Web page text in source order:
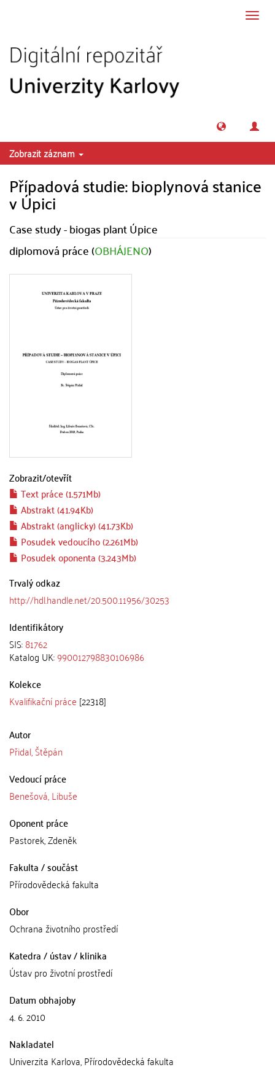
Zobrazit záznam
Případová studie: bioplynová stanice
v Úpici
Case study - biogas plant Úpice
diplomová práce (OBHÁJENO)
Zobrazit/otevřít
Text práce (1.571Mb)
Abstrakt (41.94Kb)
Abstrakt (anglicky) (41.73Kb)
Posudek vedoucího (2.261Mb)
Posudek oponenta (3.243Mb)
Trvalý odkaz
http://hdl.handle.net/20.500.11956/30253
Identifikátory
SIS:81762
Katalog UK:990012798830106986
Kolekce
Kvalifikační práce [22318]
Autor
Přidal, Štěpán
Vedoucí práce
Benešová, Libuše
Oponent práce
Pastorek, Zdeněk
Fakulta / součást
Přírodovědecká fakulta
Obor
Ochrana životního prostředí
Katedra / ústav / klinika
Ústav pro životní prostředí
Datum obhajoby
4. 6. 2010
Nakladatel
Univerzita Karlova, Přírodovědecká fakulta